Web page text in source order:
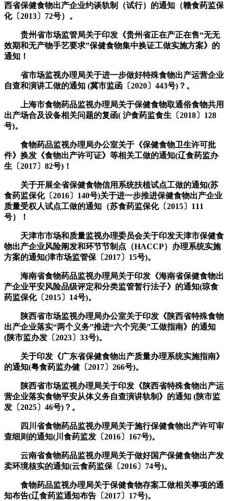
西省保健食物出产企业约谈轨制（试行）的通知（赣食药监保
化〔2013〕72号）。
贵州省市场监管局关于印发《贵州省正在产正在售“无无
效期和无产物手艺要求”保健食物集中换证工做实施方案》的
通知！
省市场监视办理局关于进一步做好特殊食物出产运营企业
自查和演讲工做的通知 (冀市监函〔2020〕443号)？。
上海市食物药品监视办理局关于保健食物取通俗食物共用
出产场合及设备相关问题的复函( 沪食药监食生〔2018〕128
号)。
食物药品监视办理局办公室关于《保健食物卫生许可批
件》换发《食物出产许可证》等相关工做的通知(辽食药监办
生〔2017〕82号)！
关于开展全省保健食物信用系统扶植试点工做的通知(苏
食药监保化〔2016〕140号)关于进一步推进保健食物出产企业
质量受权人试点工做的通知（苏食药监保化〔2015〕111
号）！
天津市市场和质量监视办理委员会关于印发天津市保健食
物出产企业风险阐发和环节节制点（HACCP）办理系统实施
方案的通知(津市场监管保〔2017〕15号)。
海南省食物药品监视办理局关于印发《海南省保健食物出
产企业平安风险品级评定和分类监管暂行法子》的通知(琼食
药监保化〔2015〕14号)。
陕西省市场监视办理局办公室关于印发《陕西省特殊食物
出产企业落实“两个义务”推进“六个完美”工做指南》的通知
(陕市监办发〔2023〕33号)。
关于印发《广东省保健食物出产质量办理系统实施指南》
的通知(粤食药监办健〔2017〕266号)。
陕西省市场监视办理局关于印发《陕西省特殊食物出产运
营企业落实食物平安从体义务自查演讲轨制》的通知 (陕市监
发〔2025〕46号)？。
四川省食物药品监视办理局关于施行保健食物出产许可审
查细则的通知(川食药监发〔2016〕167号)。
云南省食物药品监视办理局关于做好国产保健食物出产发
卖环境核实的通知(云食药监保〔2016〕74号)。
食物药品监视办理局关于保健食物存案工做相关事项的通
知布告(辽食药监通知布告〔2017〕17号)。